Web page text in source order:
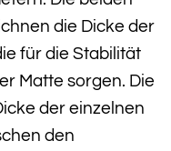
die Dicke der
für die Stabilität
Matte sorgen. Die
der einzelnen
den